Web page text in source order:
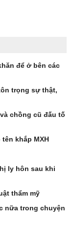
để ở bên các
trọng sự thật,
chồng cũ đấu tố
khắp MXH
ly hôn sau khi
thẩm mỹ
nữa trong chuyện